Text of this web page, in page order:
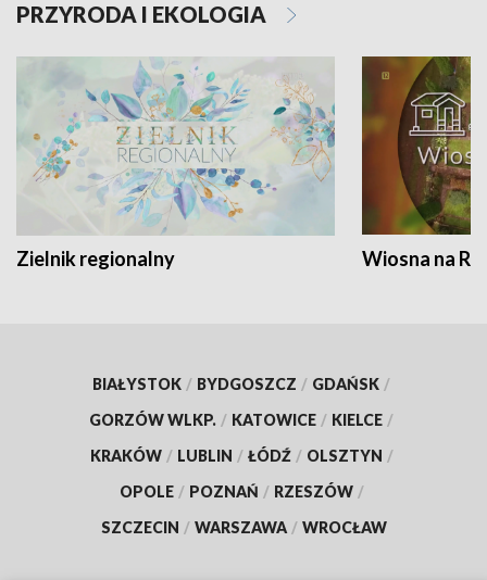
PRZYRODA I EKOLOGIA
Zielnik regionalny Wiosna na
BIAŁYSTOK / BYDGOSZCZ / GDAŃSK /
GORZÓW WLKP. / KATOWICE / KIELCE /
KRAKÓW / LUBLIN / ŁÓDŹ / OLSZTYN /
OPOLE / POZNAŃ / RZESZÓW /
SZCZECIN / WARSZAWA / WROCŁAW